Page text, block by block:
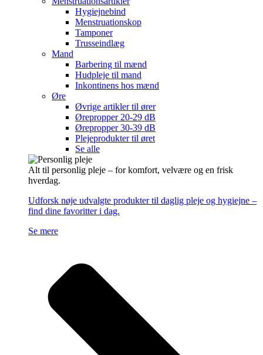
Hygiejnebind
Menstruationskop
Tamponer
Trusseindlæg
Mand
Barbering til mænd
Hudpleje til mand
Inkontinens hos mænd
Øre
Øvrige artikler til ører
Ørepropper 20-29 dB
Ørepropper 30-39 dB
Plejeprodukter til øret
Se alle
Alt til personlig pleje – for komfort, velvære og en frisk
hverdag.
Udforsk nøje udvalgte produkter til daglig pleje og hygiejne –
find dine favoritter i dag.
Se mere